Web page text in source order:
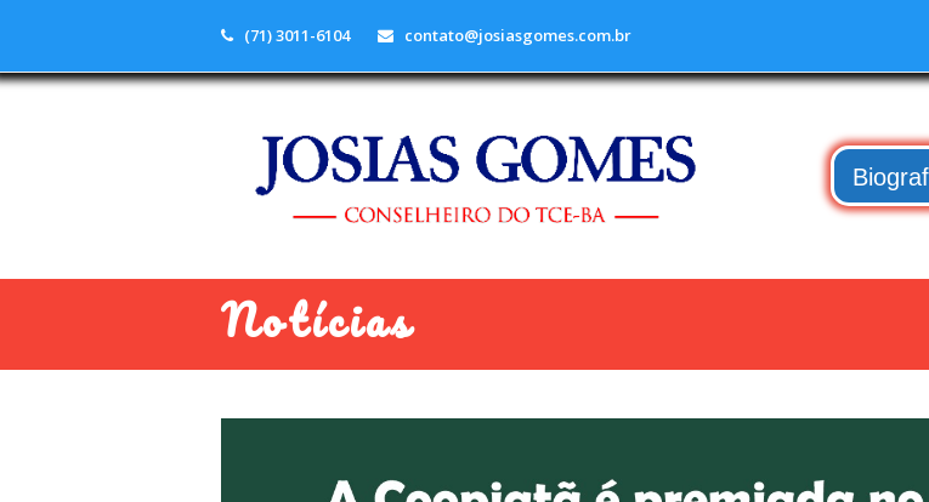
(71) 3011-6104 contato@josiasgomes.com.br
Notícias